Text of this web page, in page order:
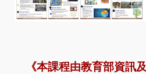
《本課程由教育部資訊